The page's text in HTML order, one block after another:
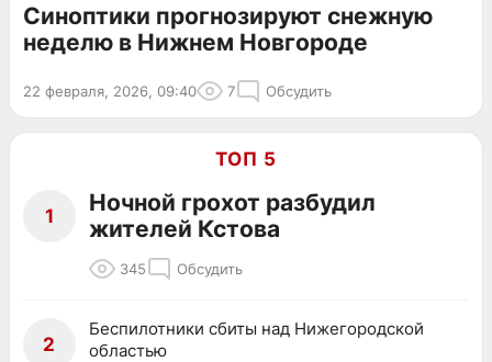
Синоптики прогнозируют снежную
неделю в Нижнем Новгороде
22 февраля, 2026, 09:40 7 Обсудить
ТОП 5
1
Ночной грохот разбудил
жителей Кстова
345 Обсудить
2
Беспилотники сбиты над Нижегородской
областью